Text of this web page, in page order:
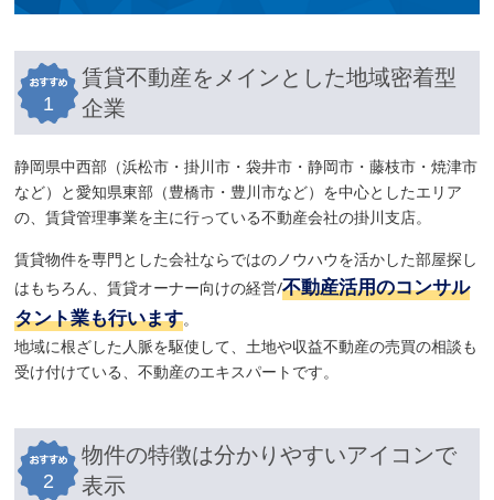
1
賃貸不動産をメインとした地域密着型
企業
静岡県中西部（浜松市・掛川市・袋井市・静岡市・藤枝市・焼津市
など）と愛知県東部（豊橋市・豊川市など）を中心としたエリア
の、賃貸管理事業を主に行っている不動産会社の掛川支店。
賃貸物件を専門とした会社ならではのノウハウを活かした部屋探し
はもちろん、賃貸オーナー向けの経営/不動産活用のコンサル
タント業も行います。
地域に根ざした人脈を駆使して、土地や収益不動産の売買の相談も
受け付けている、不動産のエキスパートです。
2
物件の特徴は分かりやすいアイコンで
表示